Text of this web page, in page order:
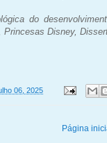
do
Disney,
06, 2025
Página